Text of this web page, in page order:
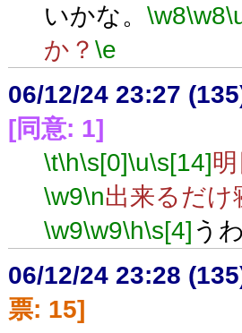
いかな。 \w8\w8
か？ \e
06/12/24 23:27
[同意: 1]
\t\h\s[0]\u\s[14]
\w9\n出来るだけ
\w9\w9\h\s[4] う
06/12/24 23:28
票: 15]